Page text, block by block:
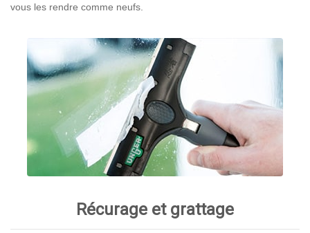
vous les rendre comme neufs.
Récurage et grattage